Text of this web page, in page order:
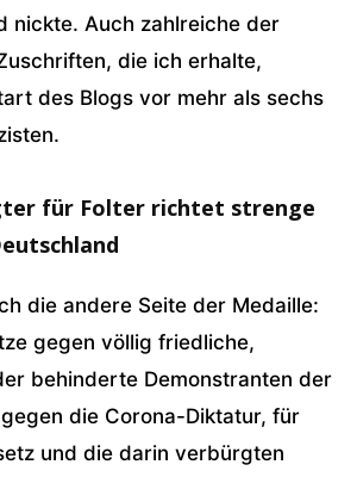
nickte. Auch zahlreiche der
die ich erhalte,
des Blogs vor mehr als sechs
für Folter richtet strenge
die andere Seite der Medaille:
gegen völlig friedliche,
behinderte Demonstranten der
die Corona-Diktatur, für
und die darin verbürgten